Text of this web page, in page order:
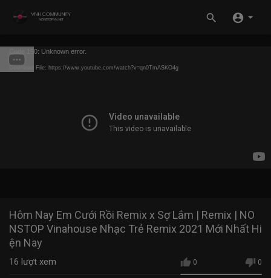
Code 150: Unknown error.
Download File: https://www.youtube.com/watch?v=qn0TmASKO4g
Hôm Nay Em Cưới Rồi Remix x Sợ Lắm | Remix | NO
NSTOP Vinahouse Nhạc Trẻ Remix 2021 Mới Nhất Hi
ện Nay
0 0
16 lượt xem